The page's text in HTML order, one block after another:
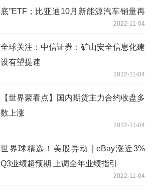
底”ETF；比亚迪10月新能源汽车销量再
2022-11-04
全球关注：中信证券：矿山安全信息化建
设有望提速
2022-11-04
【世界聚看点】国内期货主力合约收盘多
数上涨
2022-11-04
世界球精选！美股异动 | eBay涨近3%
Q3业绩超预期 上调全年业绩指引
2022-11-04